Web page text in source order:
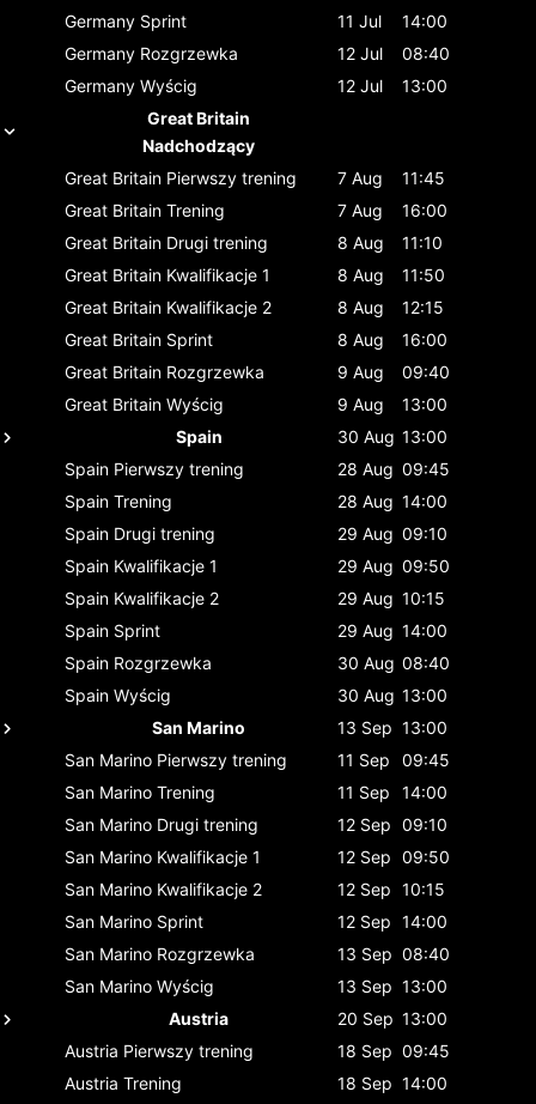
Germany Sprint 11 Jul
14:00
Germany Rozgrzewka 12 Jul
08:40
Germany Wyścig 12 Jul
13:00
Great Britain
Nadchodzący
Great Britain Pierwszy trening 7 Aug
11:45
Great Britain Trening 7 Aug
16:00
Great Britain Drugi trening 8 Aug
11:10
Great Britain Kwalifikacje 1 8 Aug
11:50
Great Britain Kwalifikacje 2 8 Aug
12:15
Great Britain Sprint 8 Aug
16:00
Great Britain Rozgrzewka 9 Aug
09:40
Great Britain Wyścig 9 Aug
13:00
Spain
30 Aug 13:00
Spain Pierwszy trening 28 Aug 09:45
Spain Trening 28 Aug 14:00
Spain Drugi trening 29 Aug 09:10
Spain Kwalifikacje 1 29 Aug 09:50
Spain Kwalifikacje 2 29 Aug 10:15
Spain Sprint 29 Aug 14:00
Spain Rozgrzewka 30 Aug 08:40
Spain Wyścig 30 Aug 13:00
San Marino
13 Sep 13:00
San Marino Pierwszy trening 11 Sep
09:45
San Marino Trening 11 Sep
14:00
San Marino Drugi trening 12 Sep 09:10
San Marino Kwalifikacje 1 12 Sep 09:50
San Marino Kwalifikacje 2 12 Sep 10:15
San Marino Sprint 12 Sep 14:00
San Marino Rozgrzewka 13 Sep 08:40
San Marino Wyścig 13 Sep 13:00
Austria
20 Sep 13:00
Austria Pierwszy trening 18 Sep 09:45
Austria Trening 18 Sep 14:00